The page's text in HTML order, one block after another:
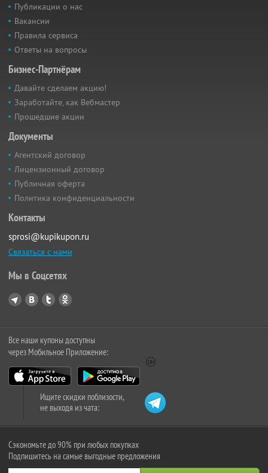
Публикации о нас
Вакансии
Правила сервиса
Ответы на вопросы
Бизнес-Партнёрам
Давайте сделаем акцию!
Заработайте, как Вебмастер
Прошедшие акции
Документы
Агентский договор
Лицензионный договор
Публичная оферта
Политика конфиденциальности
Контакты
sprosi@kupikupon.ru
Связаться с нами
Мы в Соцсетях
Все наши купоны доступны
через Мобильное Приложение:
Ищите скидки поблизости,
не выходя из чата:
Сэкономьте до 90% при любых покупках
Подпишитесь на самые выгодные предложения